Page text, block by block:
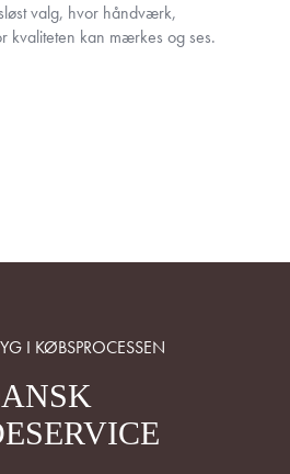
valg, hvor håndværk,
kvaliteten kan mærkes og ses.
I KØBSPROCESSEN